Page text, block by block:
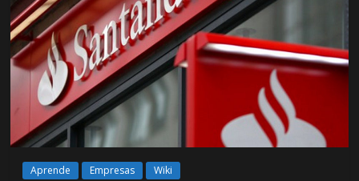
Aprende Empresas Wiki